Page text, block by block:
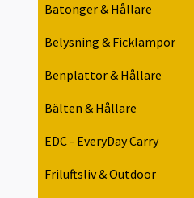
Batonger & Hållare
Belysning & Ficklampor
Benplattor & Hållare
Bälten & Hållare
EDC - EveryDay Carry
Friluftsliv & Outdoor